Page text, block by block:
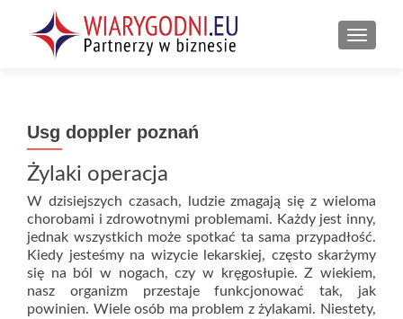
Usg doppler poznań
Żylaki operacja
W dzisiejszych czasach, ludzie zmagają się z wieloma
chorobami i zdrowotnymi problemami. Każdy jest inny,
jednak wszystkich może spotkać ta sama przypadłość.
Kiedy jesteśmy na wizycie lekarskiej, często skarżymy
się na ból w nogach, czy w kręgosłupie. Z wiekiem,
nasz organizm przestaje funkcjonować tak, jak
powinien. Wiele osób ma problem z żylakami. Niestety,